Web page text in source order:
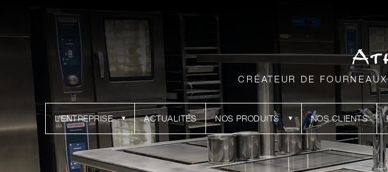
CRÉATEUR DE
L’ENTREPRISE ACTUALITÉS NOS PRODUITS NOS CLIENTS